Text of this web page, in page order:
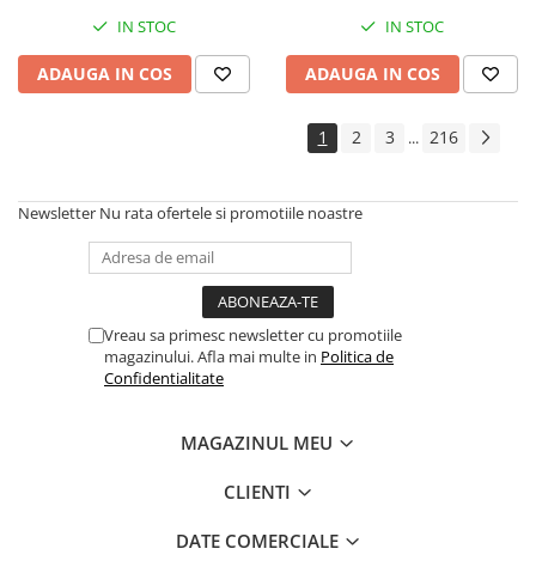
Instrumente si jucarii pentru copii
Instrumente traditionale
Tobe
Case-uri DJ
CD Playere DJ
Console DJ
Controllere MIDI - USB DAW
Genti pentru DJ
Samplere si controllere
Cabluri adaptoare, cabluri Y
IN STOC
ADAUGA IN COS
IN STOC
ADAUGA IN COS
1 2 3 ... 216
Newsletter Nu rata ofertele si promotiile noastre
Vreau sa primesc newsletter cu promotiile
magazinului. Afla mai multe in Politica de
Confidentialitate
MAGAZINUL MEU
CLIENTI
DATE COMERCIALE